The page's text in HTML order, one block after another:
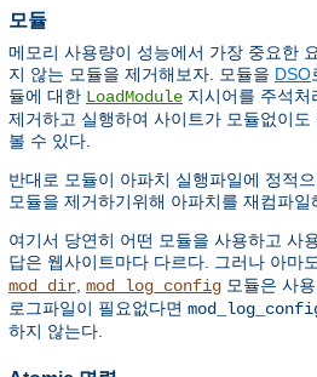
모듈
메모리 사용량이 성능에서 가장 중요한
지 않는 모듈을 제거해보자. 모듈을 DSO
듈에 대한 LoadModule 지시어를 주석
제거하고 실행하여 사이트가 모듈없이
볼 수 있다.
반대로 모듈이 아파치 실행파일에 정적
모듈을 제거하기위해 아파치를 재컴파일
여기서 당연히 어떤 모듈을 사용하고 사
답은 웹사이트마다 다르다. 그러나 아마
mod_dir, mod_log_config 모듈은 사
로그파일이 필요없다면
하지 않는다.